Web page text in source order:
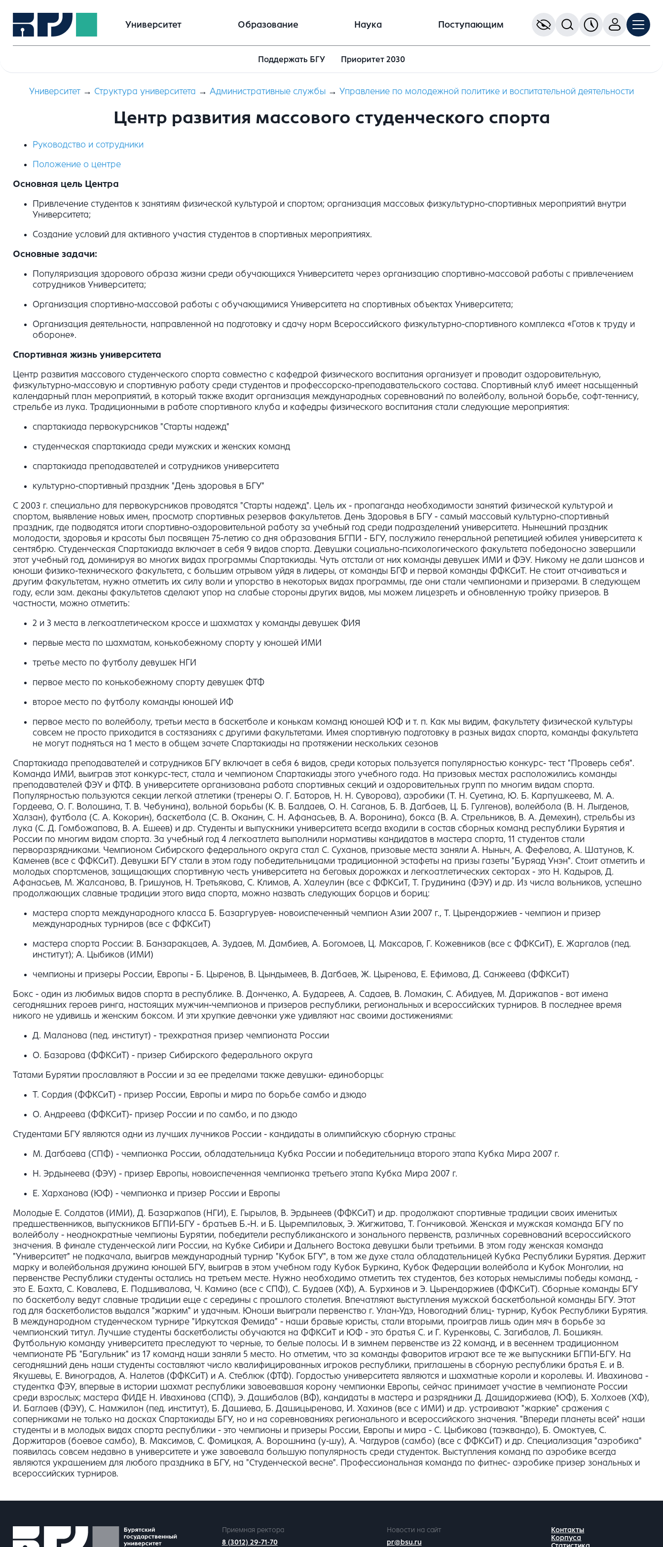
Университет Образование Наука Поступающим
Поддержать БГУ Приоритет 2030
Университет → Структура университета → Административные службы → Управление по молодежной политике и воспитательной деятельности
Центр развития массового студенческого спорта
Руководство и сотрудники
Положение о центре
Основная цель Центра
Привлечение студентов к занятиям физической культурой и спортом; организация массовых физкультурно-спортивных мероприятий внутри
Университета;
Создание условий для активного участия студентов в спортивных мероприятиях.
Основные задачи:
Популяризация здорового образа жизни среди обучающихся Университета через организацию спортивно-массовой работы с привлечением
сотрудников Университета;
Организация спортивно-массовой работы с обучающимися Университета на спортивных объектах Университета;
Организация деятельности, направленной на подготовку и сдачу норм Всероссийского физкультурно-спортивного комплекса «Готов к труду и
обороне».
Спортивная жизнь университета
Центр развития массового студенческого спорта совместно с кафедрой физического воспитания организует и проводит оздоровительную,
физкультурно-массовую и спортивную работу среди студентов и профессорско-преподавательского состава. Спортивный клуб имеет насыщенный
календарный план мероприятий, в который также входит организация международных соревнований по волейболу, вольной борьбе, софт-теннису,
стрельбе из лука. Традиционными в работе спортивного клуба и кафедры физического воспитания стали следующие мероприятия:
спартакиада первокурсников "Старты надежд"
студенческая спартакиада среди мужских и женских команд
спартакиада преподавателей и сотрудников университета
культурно-спортивный праздник "День здоровья в БГУ"
С 2003 г. специально для первокурсников проводятся "Старты надежд". Цель их - пропаганда необходимости занятий физической культурой и
спортом, выявление новых имен, просмотр спортивных резервов факультетов. День Здоровья в БГУ - самый массовый культурно-спортивный
праздник, где подводятся итоги спортивно-оздоровительной работу за учебный год среди подразделений университета. Нынешний праздник
молодости, здоровья и красоты был посвящен 75-летию со дня образования БГПИ - БГУ, послужило генеральной репетицией юбилея университета к
сентябрю. Студенческая Спартакиада включает в себя 9 видов спорта. Девушки социально-психологического факультета победоносно завершили
этот учебный год, доминируя во многих видах программы Спартакиады. Чуть отстали от них команды девушек ИМИ и ФЭУ. Никому не дали шансов и
юноши физико-технического факультета, с большим отрывом уйдя в лидеры, от команды БГФ и первой команды ФФКСиТ. Не стоит отчаиваться и
другим факультетам, нужно отметить их силу воли и упорство в некоторых видах программы, где они стали чемпионами и призерами. В следующем
году, если зам. деканы факультетов сделают упор на слабые стороны других видов, мы можем лицезреть и обновленную тройку призеров. В
частности, можно отметить:
2 и 3 места в легкоатлетическом кроссе и шахматах у команды девушек ФИЯ
первые места по шахматам, конькобежному спорту у юношей ИМИ
третье место по футболу девушек НГИ
первое место по конькобежному спорту девушек ФТФ
второе место по футболу команды юношей ИФ
первое место по волейболу, третьи места в баскетболе и конькам команд юношей ЮФ и т. п. Как мы видим, факультету физической культуры
совсем не просто приходится в состязаниях с другими факультетами. Имея спортивную подготовку в разных видах спорта, команды факультета
не могут подняться на 1 место в общем зачете Спартакиады на протяжении нескольких сезонов
Спартакиада преподавателей и сотрудников БГУ включает в себя 6 видов, среди которых пользуется популярностью конкурс- тест "Проверь себя".
Команда ИМИ, выиграв этот конкурс-тест, стала и чемпионом Спартакиады этого учебного года. На призовых местах расположились команды
преподавателей ФЭУ и ФТФ. В университете организована работа спортивных секций и оздоровительных групп по многим видам спорта.
Популярностью пользуются секции легкой атлетики (тренеры О. Г. Баторов, Н. Н. Суворова), аэробики (Т. Н. Суетина, Ю. Б. Карпушкеева, М. А.
Гордеева, О. Г. Волошина, Т. В. Чебунина), вольной борьбы (К. В. Балдаев, О. Н. Саганов, Б. В. Дагбаев, Ц. Б. Гулгенов), волейбола (В. Н. Лыгденов,
Халзан), футбола (С. А. Кокорин), баскетбола (С. В. Оканин, С. Н. Афанасьев, В. А. Воронина), бокса (В. А. Стрельников, В. А. Демехин), стрельбы из
лука (С. Д. Гомбожапова, В. А. Ешеев) и др. Студенты и выпускники университета всегда входили в состав сборных команд республики Бурятия и
России по многим видам спорта. За учебный год 4 легкоатлета выполнили нормативы кандидатов в мастера спорта, 11 студентов стали
перворазрядниками. Чемпионом Сибирского федерального округа стал С. Суханов, призовые места заняли А. Ныныч, А. Фефелова, А. Шатунов, К.
Каменев (все с ФФКСиТ). Девушки БГУ стали в этом году победительницами традиционной эстафеты на призы газеты "Буряад Унэн". Стоит отметить и
молодых спортсменов, защищающих спортивную честь университета на беговых дорожках и легкоатлетических секторах - это Н. Кадыров, Д.
Афанасьев, М. Жалсанова, В. Гришунов, Н. Третьякова, С. Климов, А. Халеулин (все с ФФКСиТ, Т. Грудинина (ФЭУ) и др. Из числа вольников, успешно
продолжающих славные традиции этого вида спорта, можно назвать следующих борцов и бориц:
мастера спорта международного класса Б. Базаргуруев- новоиспеченный чемпион Азии 2007 г., Т. Цырендоржиев - чемпион и призер
международных турниров (все с ФФКСиТ)
мастера спорта России: В. Банзаракцаев, А. Зудаев, М. Дамбиев, А. Богомоев, Ц. Максаров, Г. Кожевников (все с ФФКСиТ), Е. Жаргалов (пед.
институт); А. Цыбиков (ИМИ)
чемпионы и призеры России, Европы - Б. Цыренов, В. Цындымеев, В. Дагбаев, Ж. Цыренова, Е. Ефимова, Д. Санжеева (ФФКСиТ)
Бокс - один из любимых видов спорта в республике. В. Донченко, А. Будареев, А. Садаев, В. Ломакин, С. Абидуев, М. Дарижапов - вот имена
сегодняшних героев ринга, настоящих мужчин-чемпионов и призеров республики, региональных и всероссийских турниров. В последнее время
никого не удивишь и женским боксом. И эти хрупкие девчонки уже удивляют нас своими достижениями:
Д. Маланова (пед. институт) - трехкратная призер чемпионата России
О. Базарова (ФФКСиТ) - призер Сибирского федерального округа
Татами Бурятии прославляют в России и за ее пределами также девушки- единоборцы:
Т. Сордия (ФФКСиТ) - призер России, Европы и мира по борьбе самбо и дзюдо
О. Андреева (ФФКСиТ)- призер России и по самбо, и по дзюдо
Студентами БГУ являются одни из лучших лучников России - кандидаты в олимпийскую сборную страны:
М. Дагбаева (СПФ) - чемпионка России, обладательница Кубка России и победительница второго этапа Кубка Мира 2007 г.
Н. Эрдынеева (ФЭУ) - призер Европы, новоиспеченная чемпионка третьего этапа Кубка Мира 2007 г.
Е. Харханова (ЮФ) - чемпионка и призер России и Европы
Молодые Е. Солдатов (ИМИ), Д. Базаржапов (НГИ), Е. Гырылов, В. Эрдынеев (ФФКСиТ) и др. продолжают спортивные традиции своих именитых
предшественников, выпускников БГПИ-БГУ - братьев Б.-Н. и Б. Цыремпиловых, Э. Жигжитова, Т. Гончиковой. Женская и мужская команда БГУ по
волейболу - неоднократные чемпионы Бурятии, победители республиканского и зонального первенств, различных соревнований всероссийского
значения. В финале студенческой лиги России, на Кубке Сибири и Дальнего Востока девушки были третьими. В этом году женская команда
"Университет" не подкачала, выиграв международный турнир "Кубок БГУ", в том же духе стала обладательницей Кубка Республики Бурятия. Держит
марку и волейбольная дружина юношей БГУ, выиграв в этом учебном году Кубок Буркина, Кубок Федерации волейбола и Кубок Монголии, на
первенстве Республики студенты остались на третьем месте. Нужно необходимо отметить тех студентов, без которых немыслимы победы команд, -
это Е. Бахта, С. Ковалева, Е. Подшивалова, Ч. Камино (все с СПФ), С. Будаев (ХФ), А. Бурхинов и Э. Цырендоржиев (ФФКСиТ). Сборные команды БГУ
по баскетболу ведут славные традиции еще с середины с прошлого столетия. Впечатляют выступления мужской баскетбольной команды БГУ. Этот
год для баскетболистов выдался "жарким" и удачным. Юноши выиграли первенство г. Улан-Удэ, Новогодний блиц- турнир, Кубок Республики Бурятия.
В международном студенческом турнире "Иркутская Фемида" - наши бравые юристы, стали вторыми, проиграв лишь один мяч в борьбе за
чемпионский титул. Лучшие студенты баскетболисты обучаются на ФФКСиТ и ЮФ - это братья С. и Г. Куренковы, С. Загибалов, Л. Бошикян.
Футбольную команду университета преследуют то черные, то белые полосы. И в зимнем первенстве из 22 команд, и в весеннем традиционном
чемпионате РБ "Багульник" из 17 команд наши заняли 5 место. Но отметим, что за команды фаворитов играют все те же выпускники БГПИ-БГУ. На
сегодняшний день наши студенты составляют число квалифицированных игроков республики, приглашены в сборную республики братья Е. и В.
Якушевы, Е. Виноградов, А. Налетов (ФФКСиТ) и А. Стеблюк (ФТФ). Гордостью университета являются и шахматные короли и королевы. И. Ивахинова -
студентка ФЭУ, впервые в истории шахмат республики завоевавшая корону чемпионки Европы, сейчас принимает участие в чемпионате России
среди взрослых; мастера ФИДЕ Н. Ивахинова (СПФ), Э. Дашибалов (ВФ), кандидаты в мастера и разрядники Д. Дашидоржиева (ЮФ), Б. Холхоев (ХФ),
И. Баглаев (ФЭУ), С. Намжилон (пед. институт), Б. Дашиева, Б. Дашицыренова, И. Хахинов (все с ИМИ) и др. устраивают "жаркие" сражения с
соперниками не только на досках Спартакиады БГУ, но и на соревнованиях регионального и всероссийского значения. "Впереди планеты всей" наши
студенты и в молодых видах спорта республики - это чемпионы и призеры России, Европы и мира - С. Цыбикова (таэквандо), Б. Омоктуев, С.
Доржитаров (боевое самбо), В. Максимов, С. Фомицкая, А. Ворошнина (у-шу), А. Чагдуров (самбо) (все с ФФКСиТ) и др. Специализация "аэробика"
появилась совсем недавно в университете и уже завоевала большую популярность среди студенток. Выступления команд по аэробике всегда
являются украшением для любого праздника в БГУ, на "Студенческой весне". Профессиональная команда по фитнес- аэробике призер зональных и
всероссийских турниров.
Приемная ректора
8 (3012) 29-71-70
Новости на сайт
pr@bsu.ru
Контакты
Корпуса